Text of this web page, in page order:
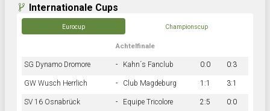
Internationale Cups
Eurocup Championscup
Achtelfinale
SG Dynamo Dromore - Kahn´s Fanclub 0:0 0:3
GW Wusch Herrlich - Club Magdeburg 1:1 3:1
SV 16 Osnabrück - Equipe Tricolore 2:5 0:0